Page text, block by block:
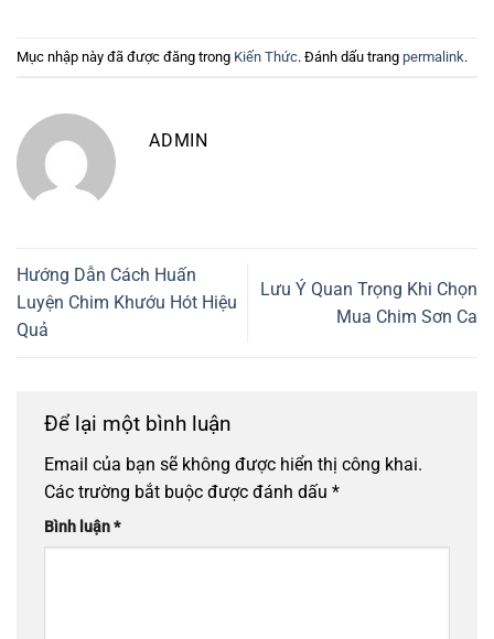
Mục nhập này đã được đăng trong Kiến Thức. Đánh dấu trang permalink.
ADMIN
Hướng Dẫn Cách Huấn
Luyện Chim Khướu Hót Hiệu
Quả
Lưu Ý Quan Trọng Khi Chọn
Mua Chim Sơn Ca
Để lại một bình luận
Email của bạn sẽ không được hiển thị công khai.
Các trường bắt buộc được đánh dấu *
Bình luận*